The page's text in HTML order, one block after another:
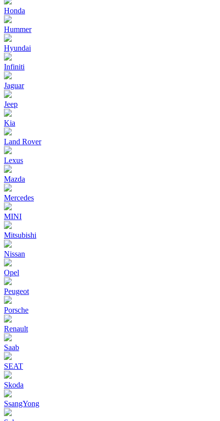
Honda
Hummer
Hyundai
Infiniti
Jaguar
Jeep
Kia
Land Rover
Lexus
Mazda
Mercedes
MINI
Mitsubishi
Nissan
Opel
Peugeot
Porsche
Renault
Saab
SEAT
Skoda
SsangYong